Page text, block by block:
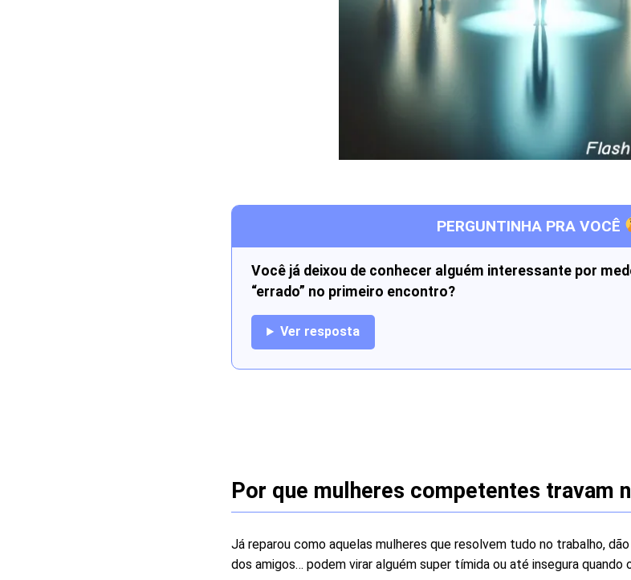
PERGUNTINHA PRA VOCÊ
Você já deixou de conhecer alguém interessante por
“errado” no primeiro encontro?
Ver resposta
Por que mulheres competentes travam
Já reparou como aquelas mulheres que resolvem tudo no trabalho,
dos amigos… podem virar alguém super tímida ou até insegura quando